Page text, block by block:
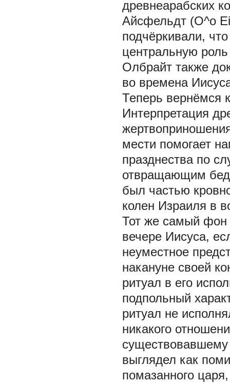
древнеарабских
Айсфельдт (O^o
подчёркивали,
центральную
Олбрайт также
во времена
Теперь вернёмся
Интерпретация
мести помогает
празднества по
отвращающим
был частью
колен Израиля в
Тот же самый фон
вечере Иисуса,
неуместное
накануне своей
ритуал в его
подпольный
ритуал не
никакого
существовавшему
выглядел как
помазанного